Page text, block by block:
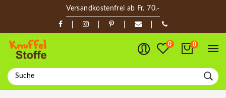
Versandkostenfrei ab Fr. 70.-
0 0